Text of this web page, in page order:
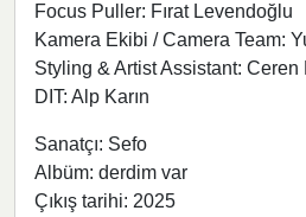
Focus Puller: Fırat Levendoğlu
Kamera Ekibi / Camera Team:
Styling & Artist Assistant: Ceren
DIT: Alp Karın
Sanatçı: Sefo
Albüm: derdim var
Çıkış tarihi: 2025